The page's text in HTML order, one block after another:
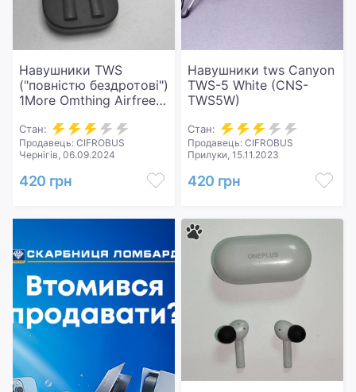
Навушники TWS
("повністю бездротові")
1More Omthing Airfree
(EO005)
Стан:
Продавець: CIFROBUS
Чернігів, 06.09.2024
420 грн
Навушники tws Canyon
TWS-5 White (CNS-
TWS5W)
Стан:
Продавець: CIFROBUS
Прилуки, 15.11.2023
420 грн